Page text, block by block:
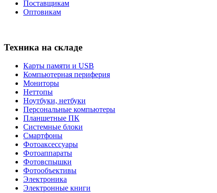
Поставщикам
Оптовикам
Техника на складе
Карты памяти и USB
Компьютерная периферия
Мониторы
Неттопы
Ноутбуки, нетбуки
Персональные компьютеры
Планшетные ПК
Системные блоки
Смартфоны
Фотоаксессуары
Фотоаппараты
Фотовспышки
Фотообъективы
Электроника
Электронные книги